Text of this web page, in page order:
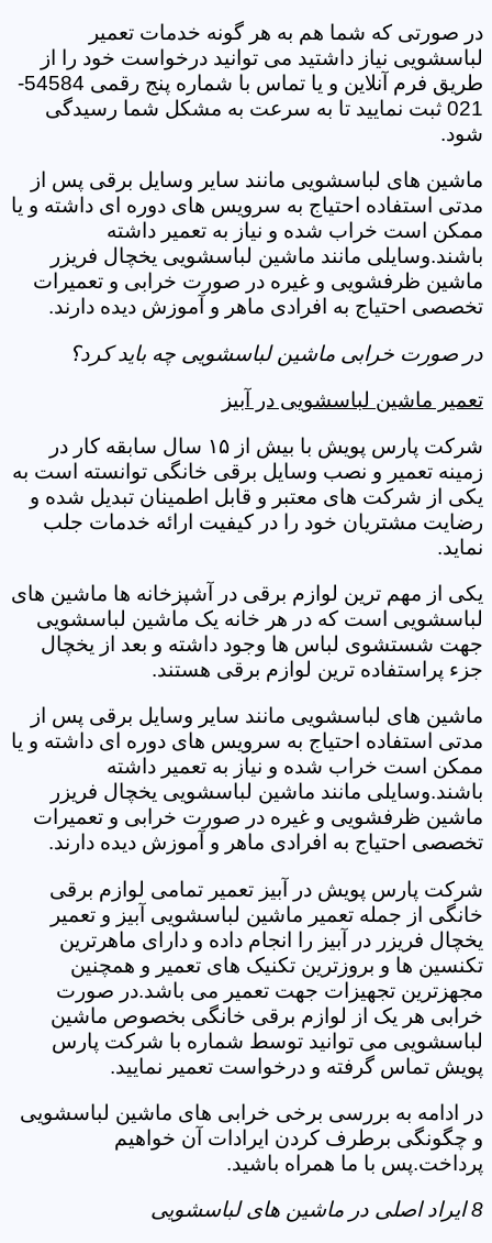
در صورتی که شما هم به هر گونه خدمات تعمیر
لباسشویی نیاز داشتید می توانید درخواست خود را از
طریق فرم آنلاین و یا تماس با شماره پنج رقمی 54584-
021 ثبت نمایید تا به سرعت به مشکل شما رسیدگی
شود.
ماشین های لباسشویی مانند سایر وسایل برقی پس از
مدتی استفاده احتیاج به سرویس های دوره ای داشته و یا
ممکن است خراب شده و نیاز به تعمیر داشته
باشند.وسایلی مانند ماشین لباسشویی یخچال فریزر
ماشین ظرفشویی و غیره در صورت خرابی و تعمیرات
تخصصی احتیاج به افرادی ماهر و آموزش دیده دارند.
در صورت خرابی ماشین لباسشویی چه باید کرد؟
تعمیر ماشین لباسشویی در آبیز
شرکت پارس پویش با بیش از ۱۵ سال سابقه کار در
زمینه تعمیر و نصب وسایل برقی خانگی توانسته است به
یکی از شرکت های معتبر و قابل اطمینان تبدیل شده و
رضایت مشتریان خود را در کیفیت ارائه خدمات جلب
نماید.
یکی از مهم ترین لوازم برقی در آشپزخانه ها ماشین های
لباسشویی است که در هر خانه یک ماشین لباسشویی
جهت شستشوی لباس ها وجود داشته و بعد از یخچال
جزء پراستفاده ترین لوازم برقی هستند.
ماشین های لباسشویی مانند سایر وسایل برقی پس از
مدتی استفاده احتیاج به سرویس های دوره ای داشته و یا
ممکن است خراب شده و نیاز به تعمیر داشته
باشند.وسایلی مانند ماشین لباسشویی یخچال فریزر
ماشین ظرفشویی و غیره در صورت خرابی و تعمیرات
تخصصی احتیاج به افرادی ماهر و آموزش دیده دارند.
شرکت پارس پویش در آبیز تعمیر تمامی لوازم برقی
خانگی از جمله تعمیر ماشین لباسشویی آبیز و تعمیر
یخچال فریزر در آبیز را انجام داده و دارای ماهرترین
تکنسین ها و بروزترین تکنیک های تعمیر و همچنین
مجهزترین تجهیزات جهت تعمیر می باشد.در صورت
خرابی هر یک از لوازم برقی خانگی بخصوص ماشین
لباسشویی می توانید توسط شماره با شرکت پارس
پویش تماس گرفته و درخواست تعمیر نمایید.
در ادامه به بررسی برخی خرابی های ماشین لباسشویی
و چگونگی برطرف کردن ایرادات آن خواهیم
پرداخت.پس با ما همراه باشید.
8 ایراد اصلی در ماشین های لباسشویی